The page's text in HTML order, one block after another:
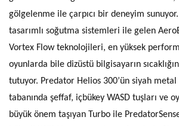
gölgelenme ile çarpıcı bir deneyim sunuyor.
tasarımlı soğutma sistemleri ile gelen
Vortex Flow teknolojileri, en yüksek
oyunlarda bile dizüstü bilgisayarın
tutuyor. Predator Helios 300’ün siyah metal
tabanında şeffaf, içbükey WASD tuşları ve
büyük önem taşıyan Turbo ile